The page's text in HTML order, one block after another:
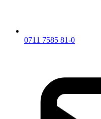
0711 7585 81-0